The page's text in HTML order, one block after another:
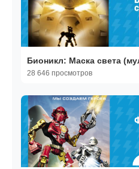
Бионикл: Маска света
28 646 просмотров